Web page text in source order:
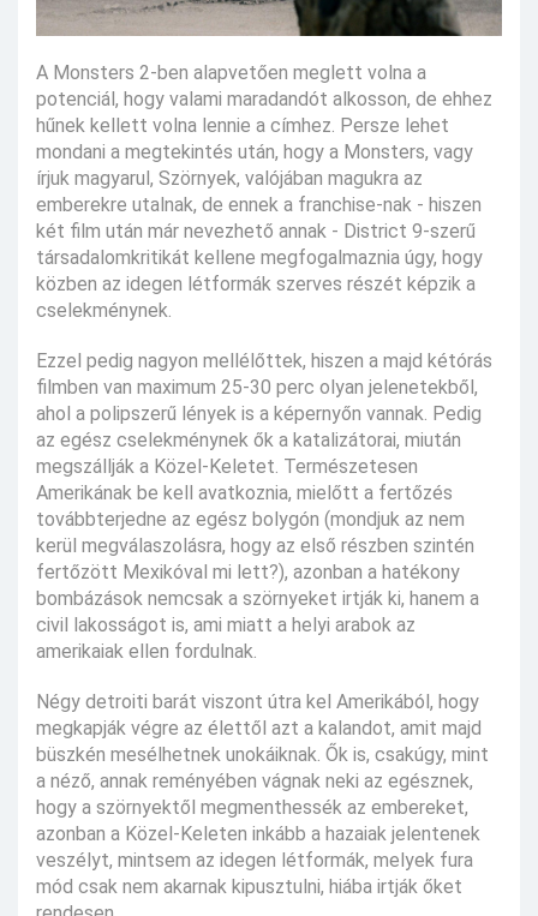
A Monsters 2-ben alapvetően meglett volna a
potenciál, hogy valami maradandót alkosson, de ehhez
hűnek kellett volna lennie a címhez. Persze lehet
mondani a megtekintés után, hogy a Monsters, vagy
írjuk magyarul, Szörnyek, valójában magukra az
emberekre utalnak, de ennek a franchise-nak - hiszen
két film után már nevezhető annak - District 9-szerű
társadalomkritikát kellene megfogalmaznia úgy, hogy
közben az idegen létformák szerves részét képzik a
cselekménynek.
Ezzel pedig nagyon mellélőttek, hiszen a majd kétórás
filmben van maximum 25-30 perc olyan jelenetekből,
ahol a polipszerű lények is a képernyőn vannak. Pedig
az egész cselekménynek ők a katalizátorai, miután
megszállják a Közel-Keletet. Természetesen
Amerikának be kell avatkoznia, mielőtt a fertőzés
továbbterjedne az egész bolygón (mondjuk az nem
kerül megválaszolásra, hogy az első részben szintén
fertőzött Mexikóval mi lett?), azonban a hatékony
bombázások nemcsak a szörnyeket irtják ki, hanem a
civil lakosságot is, ami miatt a helyi arabok az
amerikaiak ellen fordulnak.
Négy detroiti barát viszont útra kel Amerikából, hogy
megkapják végre az élettől azt a kalandot, amit majd
büszkén mesélhetnek unokáiknak. Ők is, csakúgy, mint
a néző, annak reményében vágnak neki az egésznek,
hogy a szörnyektől megmenthessék az embereket,
azonban a Közel-Keleten inkább a hazaiak jelentenek
veszélyt, mintsem az idegen létformák, melyek fura
mód csak nem akarnak kipusztulni, hiába irtják őket